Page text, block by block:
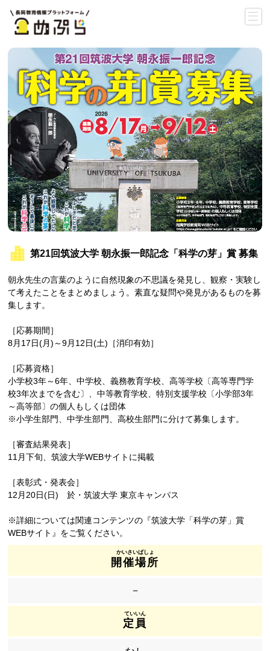
第21回筑波大学 朝永振一郎記念「科学の芽」賞 募集
朝永先生の言葉のように自然現象の不思議を発見し、観察・実験し
て考えたことをまとめましょう。素直な疑問や発見があるものを募
集します。
［応募期間］
8月17日(月)～9月12日(土)［消印有効］
［応募資格］
小学校3年～6年、中学校、義務教育学校、高等学校〔高等専門学
校3年次までを含む〕、中等教育学校、特別支援学校〔小学部3年
～高等部〕の個人もしくは団体
※小学生部門、中学生部門、高校生部門に分けて募集します。
［審査結果発表］
11月下旬、筑波大学WEBサイトに掲載
［表彰式・発表会］
12月20日(日) 於・筑波大学 東京キャンパス
※詳細については関連コンテンツの『筑波大学「科学の芽」賞
WEBサイト』をご覧ください。
開催場所
－
定員